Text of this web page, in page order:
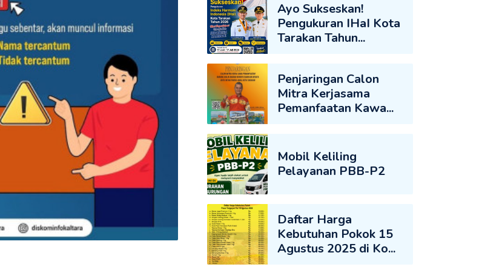
Ayo Sukseskan!
Pengukuran IHaI Kota
Tarakan Tahun...
Penjaringan Calon
Mitra Kerjasama
Pemanfaatan Kawa...
Mobil Keliling
Pelayanan PBB-P2
Daftar Harga
Kebutuhan Pokok 15
Agustus 2025 di Ko...